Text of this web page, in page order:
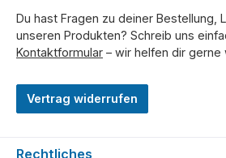
Du hast Fragen zu deiner Bestellung,
unseren Produkten? Schreib uns
Kontaktformular – wir helfen dir gerne
Vertrag widerrufen
Rechtliches